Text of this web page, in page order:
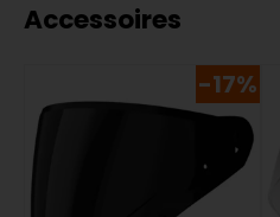
Accessoires
-17%